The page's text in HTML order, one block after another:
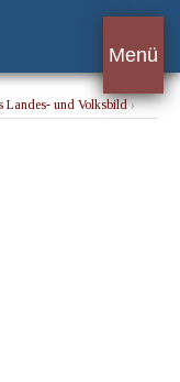
Menü
Landes- und Volksbild›